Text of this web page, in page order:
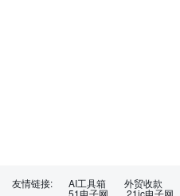
CMBIGM的客户及其附
报告并非，也不应被视
进行任何交易的要约或
构、股东、代理人、顾
报告中包含的信息所导
用承担任何责任。任何
承担全部风险。 本报告
公开且可靠的信息的分
保其准确性、完整性、
他信息与/或结论与本报
友情链接: AI工具箱 外贸收款